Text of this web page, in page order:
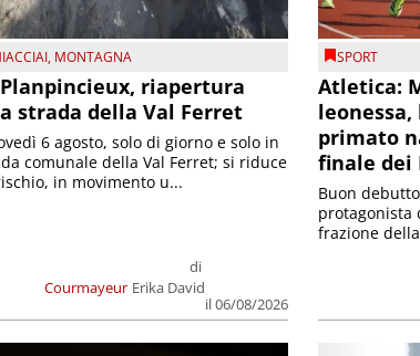
, MONTAGNA
riapertura
strada della Val Ferret
Courmayeur
di
Erika David
il 06/08/2026
6 agosto, solo di giorno e solo in
comunale della Val Ferret; si riduce
in movimento u...
SPORT
Atletica:
primato
finale dei
Buon
protagonista
frazione